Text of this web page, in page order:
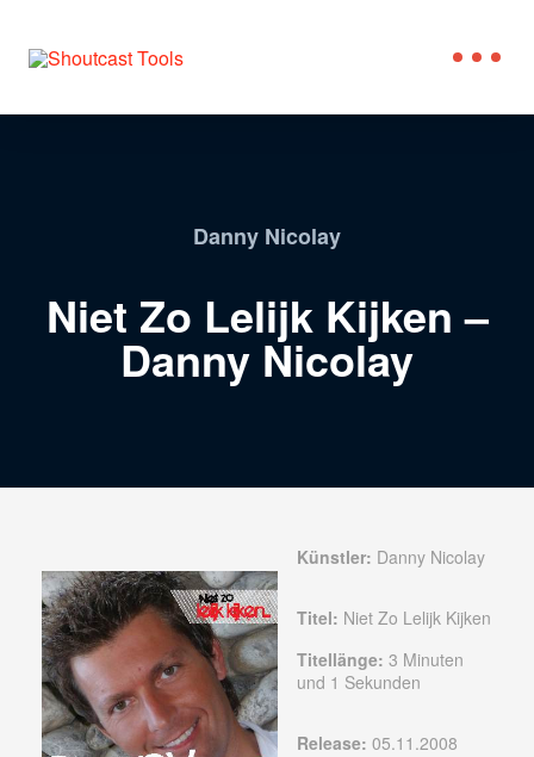
Danny Nicolay
Niet Zo Lelijk Kijken –
Danny Nicolay
Künstler: Danny Nicolay
Titel: Niet Zo Lelijk Kijken
Titellänge: 3 Minuten
und 1 Sekunden
Release: 05.11.2008